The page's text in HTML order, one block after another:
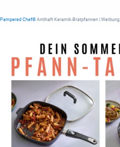
Pampered Chef® Antihaft Keramik-Bratpfannen | Werbung